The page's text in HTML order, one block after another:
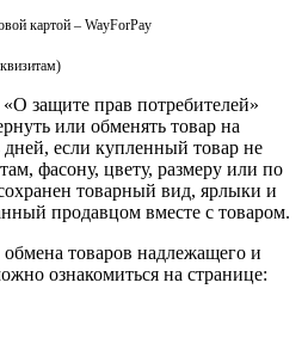
картой – WayForPay
защите прав потребителей»
или обменять товар на
если купленный товар не
фасону, цвету, размеру или по
товарный вид, ярлыки и
продавцом вместе с товаром.
товаров надлежащего и
ознакомиться на странице: